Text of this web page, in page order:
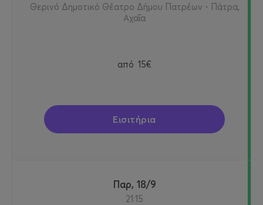
Θερινό Δημοτικό Θέατρο Δήμου Πατρέων - Πάτρα,
Αχαΐα
από 15€
Εισιτήρια
Παρ, 18/9
21:15